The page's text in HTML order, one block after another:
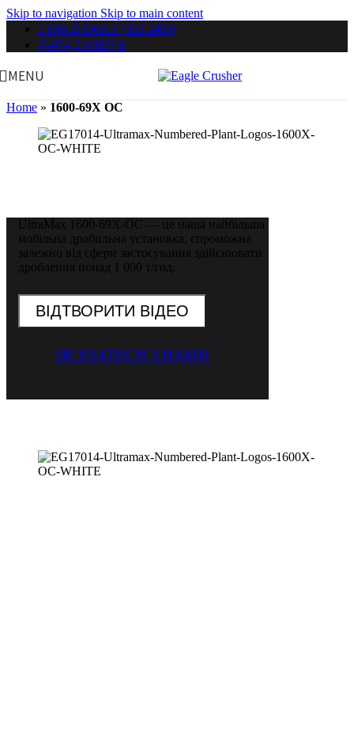
Skip to navigation Skip to main content
1.800.25.EAGLE (253.2453)
МАПА ДИЛЕРІВ
MENU
Home » 1600-69X OC
UltraMax 1600-69X-OC — це наша найбільша
мобільна дробильна установка, спроможна
залежно від сфери застосування здійснювати
дроблення понад 1 000 т/год.
ВІДТВОРИТИ ВІДЕО
ЗВ’ЯЗАТИСЯ З НАМИ